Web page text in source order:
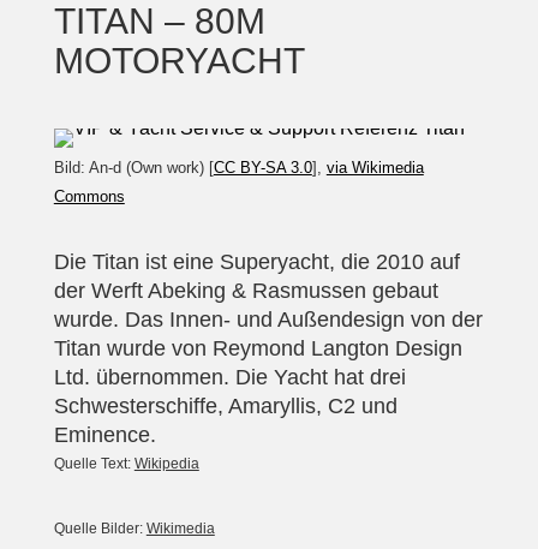
TITAN – 80M
MOTORYACHT
Bild: An-d (Own work) [CC BY-SA 3.0], via Wikimedia
Commons
Die Titan ist eine Superyacht, die 2010 auf
der Werft Abeking & Rasmussen gebaut
wurde. Das Innen- und Außendesign von der
Titan wurde von Reymond Langton Design
Ltd. übernommen. Die Yacht hat drei
Schwesterschiffe, Amaryllis, C2 und
Eminence.
Quelle Text: Wikipedia
Quelle Bilder: Wikimedia